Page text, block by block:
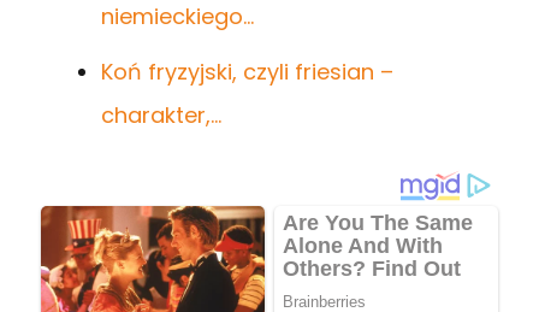
niemieckiego…
Koń fryzyjski, czyli friesian –
charakter,…